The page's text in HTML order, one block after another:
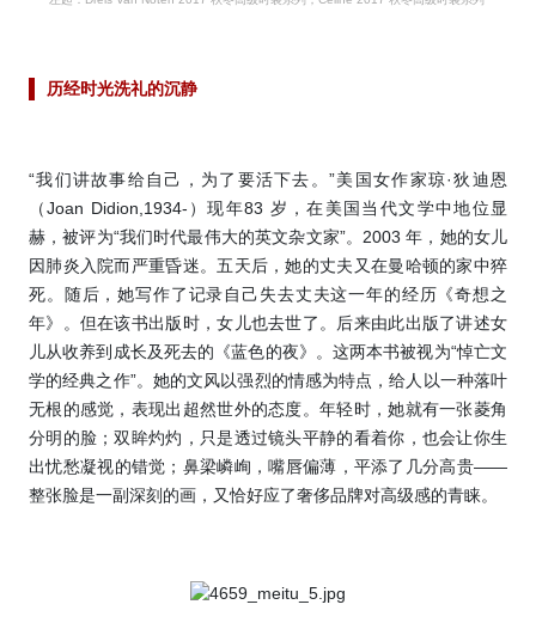
历经时光洗礼的沉静
“我们讲故事给自己，为了要活下去。”美国女作家琼·狄迪恩
（Joan Didion,1934-）现年83 岁，在美国当代文学中地位显
赫，被评为“我们时代最伟大的英文杂文家”。2003 年，她的女儿
因肺炎入院而严重昏迷。五天后，她的丈夫又在曼哈顿的家中猝
死。随后，她写作了记录自己失去丈夫这一年的经历《奇想之
年》。但在该书出版时，女儿也去世了。后来由此出版了讲述女
儿从收养到成长及死去的《蓝色的夜》。这两本书被视为“悼亡文
学的经典之作”。她的文风以强烈的情感为特点，给人以一种落叶
无根的感觉，表现出超然世外的态度。年轻时，她就有一张菱角
分明的脸；双眸灼灼，只是透过镜头平静的看着你，也会让你生
出忧愁凝视的错觉；鼻梁嶙峋，嘴唇偏薄，平添了几分高贵——
整张脸是一副深刻的画，又恰好应了奢侈品牌对高级感的青睐。